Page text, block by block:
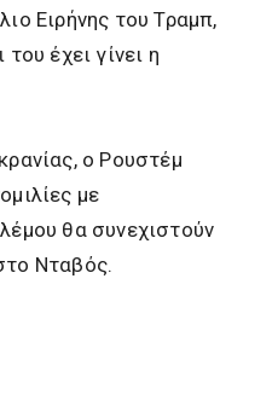
Ειρήνης του Τραμπ,
έχει γίνει η
ο Ρουστέμ
με
θα συνεχιστούν
Νταβός.